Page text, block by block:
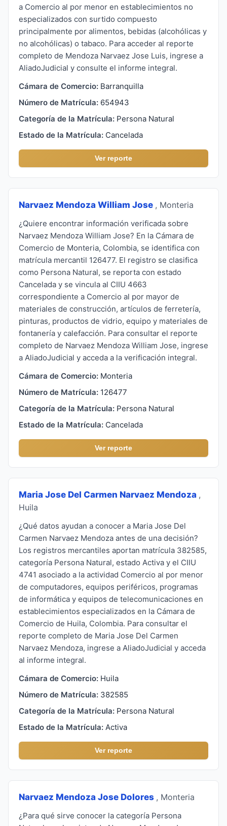
a Comercio al por menor en establecimientos no
especializados con surtido compuesto
principalmente por alimentos, bebidas (alcohólicas y
no alcohólicas) o tabaco. Para acceder al reporte
completo de Mendoza Narvaez Jose Luis, ingrese a
AliadoJudicial y consulte el informe integral.
Cámara de Comercio: Barranquilla
Número de Matrícula: 654943
Categoría de la Matrícula: Persona Natural
Estado de la Matrícula: Cancelada
Ver reporte
Narvaez Mendoza William Jose , Monteria
¿Quiere encontrar información verificada sobre
Narvaez Mendoza William Jose? En la Cámara de
Comercio de Monteria, Colombia, se identifica con
matrícula mercantil 126477. El registro se clasifica
como Persona Natural, se reporta con estado
Cancelada y se vincula al CIIU 4663
correspondiente a Comercio al por mayor de
materiales de construcción, artículos de ferretería,
pinturas, productos de vidrio, equipo y materiales de
fontanería y calefacción. Para consultar el reporte
completo de Narvaez Mendoza William Jose, ingrese
a AliadoJudicial y acceda a la verificación integral.
Cámara de Comercio: Monteria
Número de Matrícula: 126477
Categoría de la Matrícula: Persona Natural
Estado de la Matrícula: Cancelada
Ver reporte
Maria Jose Del Carmen Narvaez Mendoza ,
Huila
¿Qué datos ayudan a conocer a Maria Jose Del
Carmen Narvaez Mendoza antes de una decisión?
Los registros mercantiles aportan matrícula 382585,
categoría Persona Natural, estado Activa y el CIIU
4741 asociado a la actividad Comercio al por menor
de computadores, equipos periféricos, programas
de informática y equipos de telecomunicaciones en
establecimientos especializados en la Cámara de
Comercio de Huila, Colombia. Para consultar el
reporte completo de Maria Jose Del Carmen
Narvaez Mendoza, ingrese a AliadoJudicial y acceda
al informe integral.
Cámara de Comercio: Huila
Número de Matrícula: 382585
Categoría de la Matrícula: Persona Natural
Estado de la Matrícula: Activa
Ver reporte
Narvaez Mendoza Jose Dolores , Monteria
¿Para qué sirve conocer la categoría Persona